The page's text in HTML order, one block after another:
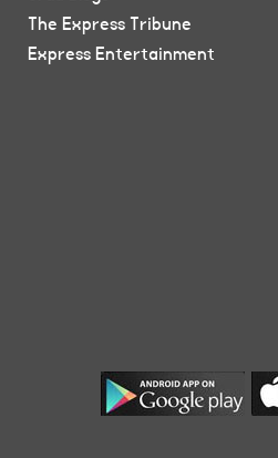
The Express Tribune
Express Entertainment